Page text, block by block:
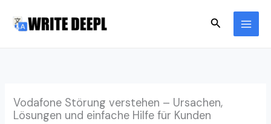
Search
Vodafone Störung verstehen – Ursachen,
Lösungen und einfache Hilfe für Kunden